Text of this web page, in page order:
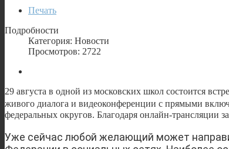
Печать
Подробности
Категория: Новости
Просмотров: 2722
29 августа в одной из московских школ состоится
живого диалога и видеоконференции с прямыми
федеральных округов. Благодаря онлайн-трансляции
Уже сейчас любой желающий может